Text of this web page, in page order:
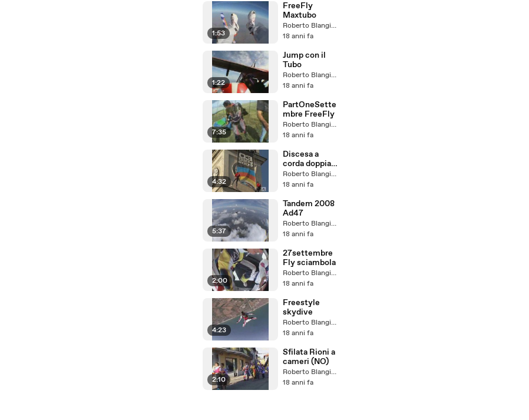
1:53
FreeFly
Maxtubo
Roberto Blangiardi
18 anni fa
1:22
Jump con il
Tubo
Roberto Blangiardi
18 anni fa
7:35
PartOneSette
mbre FreeFly
Roberto Blangiardi
18 anni fa
4:32
Discesa a
corda doppia
dal Campanile
Roberto Blangiardi
18 anni fa
5:37
Tandem 2008
Ad47
Roberto Blangiardi
18 anni fa
2:00
27settembre
Fly sciambola
Roberto Blangiardi
18 anni fa
4:23
Freestyle
skydive
Roberto Blangiardi
18 anni fa
2:10
Sfilata Rioni a
cameri (NO)
Roberto Blangiardi
18 anni fa